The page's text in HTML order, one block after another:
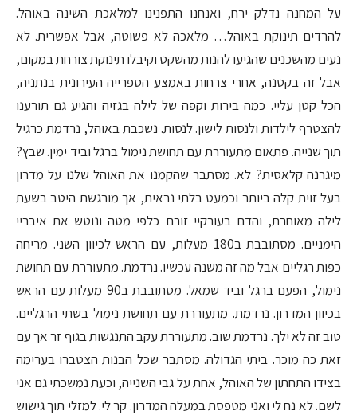
על המחנה נדלק ירח, ואנחנו התפנינו למלאכת השינה באוהל.
להרדים תינוקת באוהל… מלאכה לא פשוטה, אבל אפשרית. לא
נעים מהשכנים שהגיעו להנות מהשקט וקיבלו תינוקת צורחת במקום,
אבל זה בקטנה, אחרי צרחות באמצע הספרייה העירונית בנתניה,
הכל קטן עליי. כמה בירות וקפה של לילה בגזיה והגיע גם תורענו
להצטרף לילדות ולנסות לישון. לנסות. נשכבת באוהל, נרדמת כרגיל
תוך שנייה. פתאום מתעוררת עם תחושת נימול ברגל וביד ימין. שבץ?
מיגרנה קלאסית? לא. מסתבר שהקמנו את האוהל שלנו על מדרון
בעל זוית קלה ביותר וכמעט בלתי נראית, אך מורגשת היטב בשעת
לילה מאוחרת, והדם בעורקיי זורם כלפי מטה ונוטש את איבריי
הימניים. מסתובבת ב180 מעלות, עם הראש לכיוון השני. מריחה
כפות רגליים אבל מה זה משנה עכשיו. נרדמת. מתעוררת עם תחושת
נימול, הפעם ברגל וביד שמאל. מסתובבת ב90 מעלות עם הראש
בכיוון המדרון. נרדמת. מתעוררת עם תחושת נימול בשתי הרגליים.
טוב זה לא ילך. נרדמת שוב. מתעוררת עקב התנגשות בגוף זר אך עם
זאת כה מוכר. ביתי הגדולה. מסתבר שכל הבנות הצטברו בערימה
בצידו התחתון של האוהל, אחת על גבי השנייה, וכעת נמשכתי גם אני
לשם. לא נח לי ואני מטפסת במעלה המדרון. קר לי. למזלי תוך גישוש